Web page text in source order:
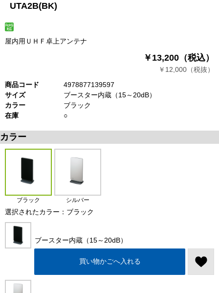
UTA2B(BK)
屋内用ＵＨＦ卓上アンテナ
￥13,200（税込）
￥12,000（税抜）
商品コード
4978877139597
サイズ
ブースター内蔵（15～20dB）
カラー
ブラック
在庫
○
カラー
ブラック シルバー
選択されたカラー：ブラック
ブースター内蔵（15～20dB）
買い物かごへ入れる